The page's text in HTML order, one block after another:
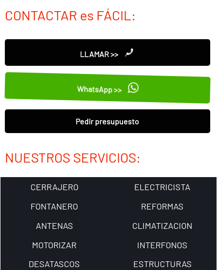
CONTACTAR es FÁCIL:
LLAMAR >>
WhatsApp >>
Pedir presupuesto
NUESTROS SERVICIOS:
CERRAJERO
ELECTRICISTA
FONTANERO
REFORMAS
ANTENAS
CLIMATIZACION
MOTORIZAR
INTERFONOS
DESATASCOS
ESTRUCTURAS